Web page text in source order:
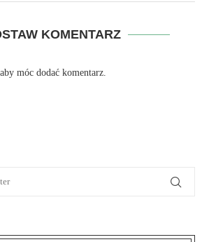
KOMENTARZ
móc dodać komentarz.